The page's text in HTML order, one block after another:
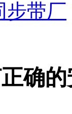
步带厂
确